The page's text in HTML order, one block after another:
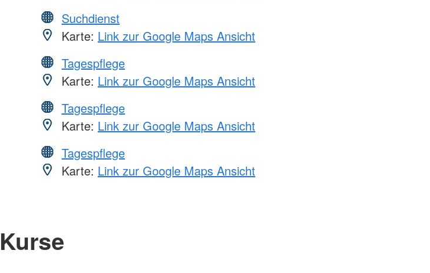
Suchdienst
Karte: Link zur Google Maps Ansicht
Tagespflege
Karte: Link zur Google Maps Ansicht
Tagespflege
Karte: Link zur Google Maps Ansicht
Tagespflege
Karte: Link zur Google Maps Ansicht
Kurse